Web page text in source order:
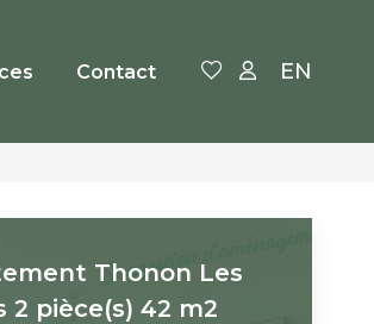
Contact EN
Thonon Les
2 pièce(s) 42 m2